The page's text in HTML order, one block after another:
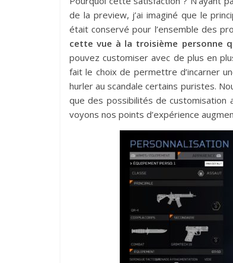
de la preview, j’ai imaginé que le
était conservé pour l’ensemble des
cette vue à la troisième personne
pouvez customiser avec de plus en
fait le choix de permettre d’incarner
hurler au scandale certains puristes.
que des possibilités de customisation
voyons nos points d’expérience